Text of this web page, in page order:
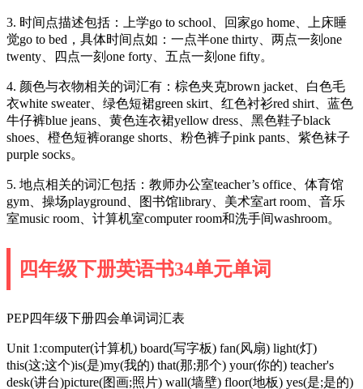
3. 时间点描述包括：上学go to school、回家go home、上床睡
觉go to bed，具体时间点如：一点半one thirty、两点一刻one
twenty、四点一刻one forty、五点一刻one fifty。
4. 颜色与衣物相关的词汇有：棕色夹克brown jacket、白色毛
衣white sweater、绿色短裙green skirt、红色衬衫red shirt、蓝色
牛仔裤blue jeans、黄色连衣裙yellow dress、黑色鞋子black
shoes、橙色短裤orange shorts、粉色裤子pink pants、紫色袜子
purple socks。
5. 地点相关的词汇包括：教师办公室teacher’s office、体育馆
gym、操场playground、图书馆library、美术室art room、音乐
室music room、计算机室computer room和洗手间washroom。
四年级下册英语书34单元单词
PEP四年级下册四会单词词汇表
Unit 1:computer(计算机) board(写字板) fan(风扇) light(灯)
this(这;这个)is(是)my(我的) that(那;那个) your(你的) teacher's
desk(讲台)picture(图画;照片) wall(墙壁) floor(地板) yes(是;是的)